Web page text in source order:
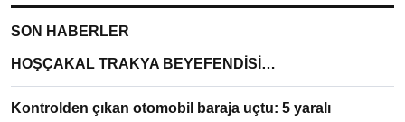
SON HABERLER
HOŞÇAKAL TRAKYA BEYEFENDİSİ…
Kontrolden çıkan otomobil baraja uçtu: 5 yaralı